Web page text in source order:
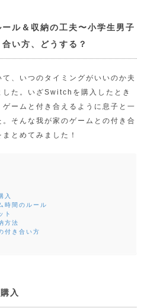
ル＆収納の工夫〜小学生男子
い方、どうする？
、いつのタイミングがいいのか夫
した。いざSwitchを購入したとき
ームと付き合えるように息子と一
そんな我が家のゲームとの付き合
とめてみました！
入
時間のルール
ト
方法
付き合い方
入